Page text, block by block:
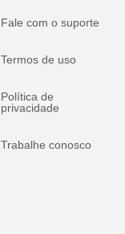
Fale com o suporte
Termos de uso
Política de
privacidade
Trabalhe conosco